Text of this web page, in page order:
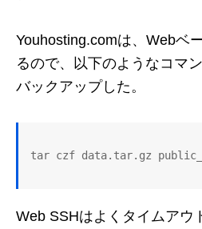
Youhosting.comは、Webベ
るので、以下のようなコマ
バックアップした。
tar czf data.tar.gz
Web SSHはよくタイムアウ